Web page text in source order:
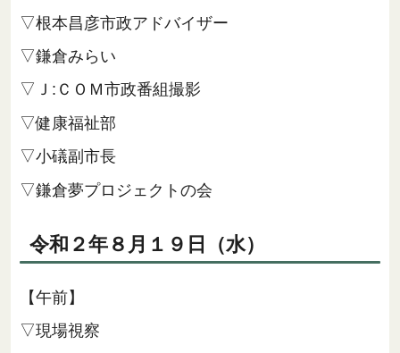
▽根本昌彦市政アドバイザー
▽鎌倉みらい
▽Ｊ:ＣＯＭ市政番組撮影
▽健康福祉部
▽小礒副市長
▽鎌倉夢プロジェクトの会
令和２年８月１９日（水）
【午前】
▽現場視察